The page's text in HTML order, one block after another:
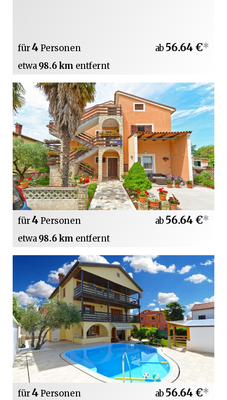
für4 Personen
etwa98.6 km entfernt
ab 56.64 €*
für4 Personen
etwa98.6 km entfernt
ab 56.64 €*
für4 Personen
ab 56.64 €*